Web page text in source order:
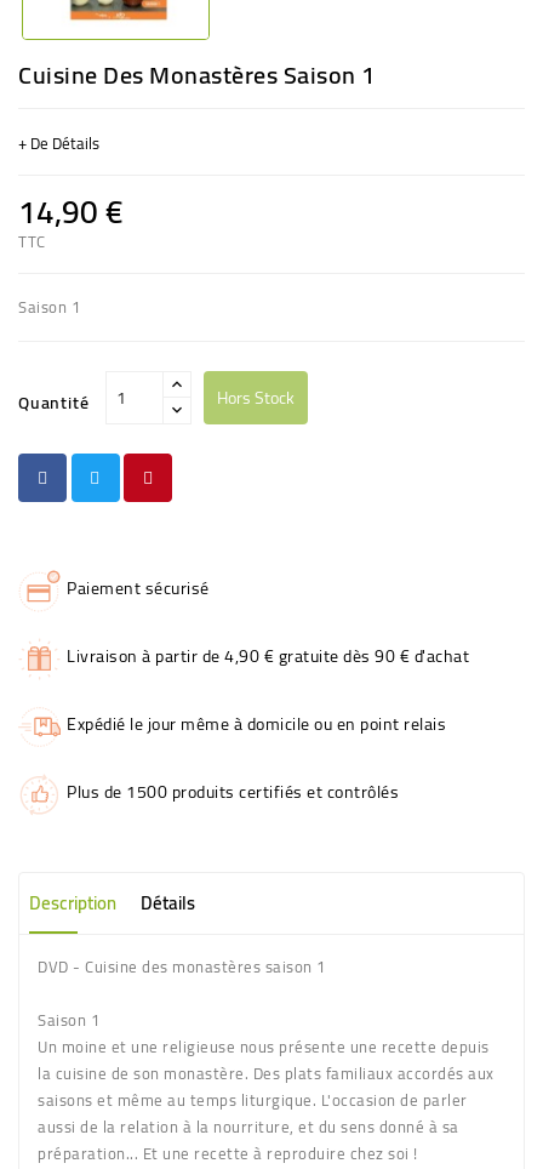
Cuisine Des Monastères Saison 1
+ De Détails
14,90 €
TTC
Saison 1
Quantité Hors Stock
Paiement sécurisé
Livraison à partir de 4,90 € gratuite dès 90 € d'achat
Expédié le jour même à domicile ou en point relais
Plus de 1500 produits certifiés et contrôlés
Description Détails
DVD - Cuisine des monastères saison 1
Saison 1
Un moine et une religieuse nous présente une recette depuis
la cuisine de son monastère. Des plats familiaux accordés aux
saisons et même au temps liturgique. L'occasion de parler
aussi de la relation à la nourriture, et du sens donné à sa
préparation... Et une recette à reproduire chez soi !